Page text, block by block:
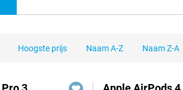
Hoogste prijs Naam A-Z Naam Z-A